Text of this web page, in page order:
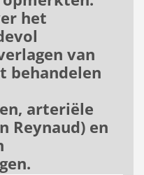
het
van
behandelen
arteriële
Reynaud) en